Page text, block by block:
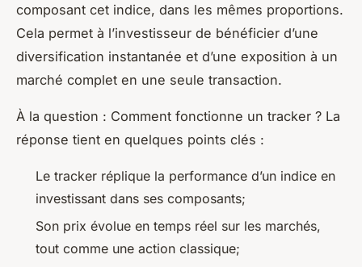
composant cet indice, dans les mêmes proportions.
Cela permet à l’investisseur de bénéficier d’une
diversification instantanée et d’une exposition à un
marché complet en une seule transaction.
À la question : Comment fonctionne un tracker ? La
réponse tient en quelques points clés :
Le tracker réplique la performance d’un indice en
investissant dans ses composants;
Son prix évolue en temps réel sur les marchés,
tout comme une action classique;